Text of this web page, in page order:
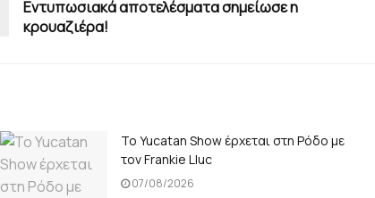
Εντυπωσιακά αποτελέσματα σημείωσε η
κρουαζιέρα!
Το Yucatan Show έρχεται στη Ρόδο με
τον Frankie Lluc
07/08/2026